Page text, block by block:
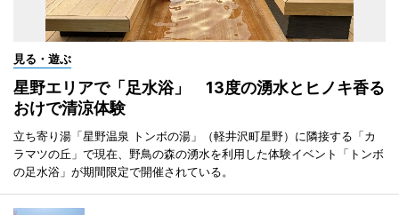
見る・遊ぶ
星野エリアで「足水浴」 13度の湧水とヒノキ香る
おけで清涼体験
立ち寄り湯「星野温泉 トンボの湯」（軽井沢町星野）に隣接する「カ
ラマツの丘」で現在、野鳥の森の湧水を利用した体験イベント「トンボ
の足水浴」が期間限定で開催されている。